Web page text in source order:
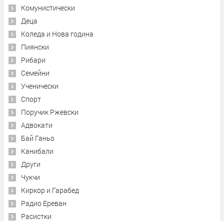
Комунистически
Деца
Коледа и Нова година
Пиянски
Рибари
Семейни
Ученически
Спорт
Поручик Ржевски
Адвокати
Бай Ганьо
Канибали
Други
Чукчи
Киркор и Гарабед
Радио Ереван
Расистки